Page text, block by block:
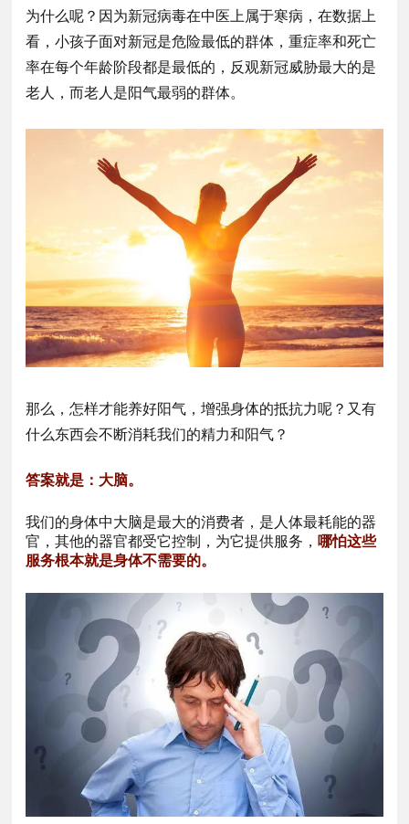
为什么呢？因为新冠病毒在中医上属于寒病，在数据上
看，小孩子面对新冠是危险最低的群体，重症率和死亡
率在每个年龄阶段都是最低的，反观新冠威胁最大的是
老人，而老人是阳气最弱的群体。
那么，怎样才能养好阳气，增强身体的抵抗力呢？又有
什么东西会不断消耗我们的精力和阳气？
答案就是：大脑。
我们的身体中大脑是最大的消费者，是人体最耗能的器
官，其他的器官都受它控制，为它提供服务，哪怕这些
服务根本就是身体不需要的。